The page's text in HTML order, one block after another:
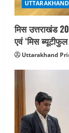
मिस उत्तराखंड
एवं ‘मिस
Uttarakhand